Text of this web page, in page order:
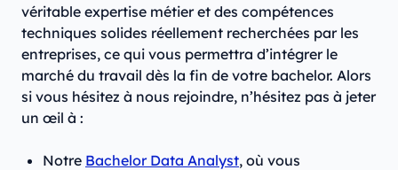
véritable expertise métier et des compétences
techniques solides réellement recherchées par les
entreprises, ce qui vous permettra d’intégrer le
marché du travail dès la fin de votre bachelor. Alors
si vous hésitez à nous rejoindre, n’hésitez pas à jeter
un œil à :
Notre Bachelor Data Analyst, où vous